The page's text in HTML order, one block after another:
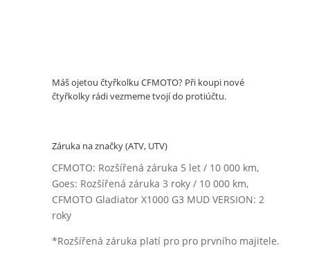
Máš ojetou čtyřkolku CFMOTO? Při koupi nové
čtyřkolky rádi vezmeme tvojí do protiúčtu.
Záruka na značky (ATV, UTV)
CFMOTO: Rozšířená záruka 5 let / 10 000 km,
Goes: Rozšířená záruka 3 roky / 10 000 km,
CFMOTO Gladiator X1000 G3 MUD VERSION: 2
roky
*Rozšířená záruka platí pro pro prvního majitele.